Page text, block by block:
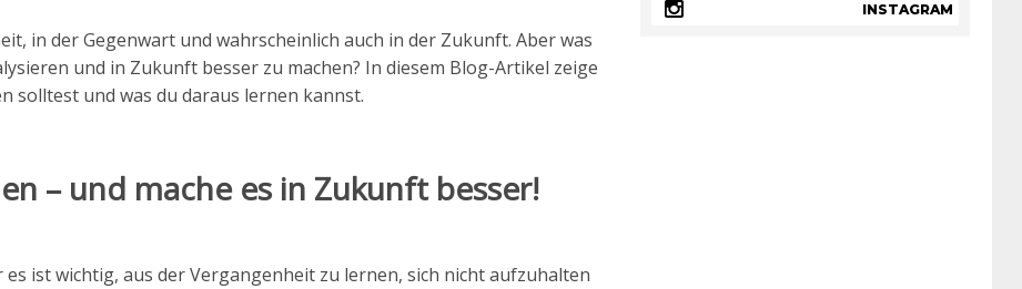
in der Gegenwart und wahrscheinlich auch in der Zukunft. Aber was
und in Zukunft besser zu machen? In diesem Blog-Artikel zeige
solltest und was du daraus lernen kannst.
– und mache es in Zukunft besser!
ist wichtig, aus der Vergangenheit zu lernen, sich nicht aufzuhalten
INSTAGRAM